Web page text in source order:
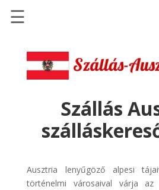
Szállások
Szállásinfo.eu
Repülőjegy
pénzvisszatérítéssel
Discover
☰
Szállás
Ausztria lenyűgöző alpesi
történelmi városaival várja az